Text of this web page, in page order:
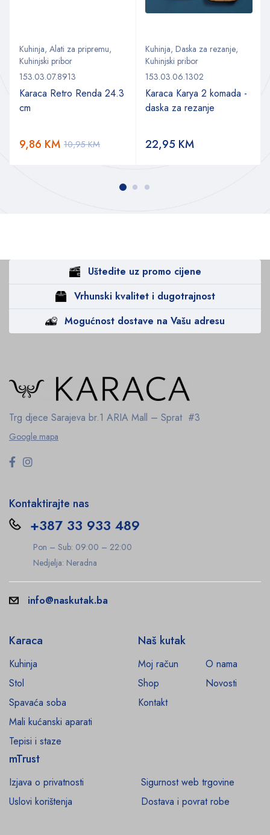
Kuhinja, Alati za pripremu,
Kuhinjski pribor
153.03.07.8913
Karaca Retro Renda 24.3
cm
10,95KM
9,86 KM
Kuhinja, Daska za rezanje,
Kuhinjski pribor
153.03.06.1302
Karaca Karya 2 komada -
daska za rezanje
22,95 KM
Uštedite uz promo cijene
Vrhunski kvalitet i dugotrajnost
Mogućnost dostave na Vašu adresu
Trg djece Sarajeva br.1 ARIA Mall – Sprat #3
Google mapa
Kontaktirajte nas
+387 33 933 489
Pon – Sub: 09:00 – 22:00
Nedjelja: Neradna
info@naskutak.ba
Karaca
Kuhinja
Stol
Spavaća soba
Mali kućanski aparati
Tepisi i staze
Naš kutak
Moj račun
O nama
Shop
Novosti
Kontakt
mTrust
Izjava o privatnosti
Sigurnost web trgovine
Uslovi korištenja
Dostava i povrat robe